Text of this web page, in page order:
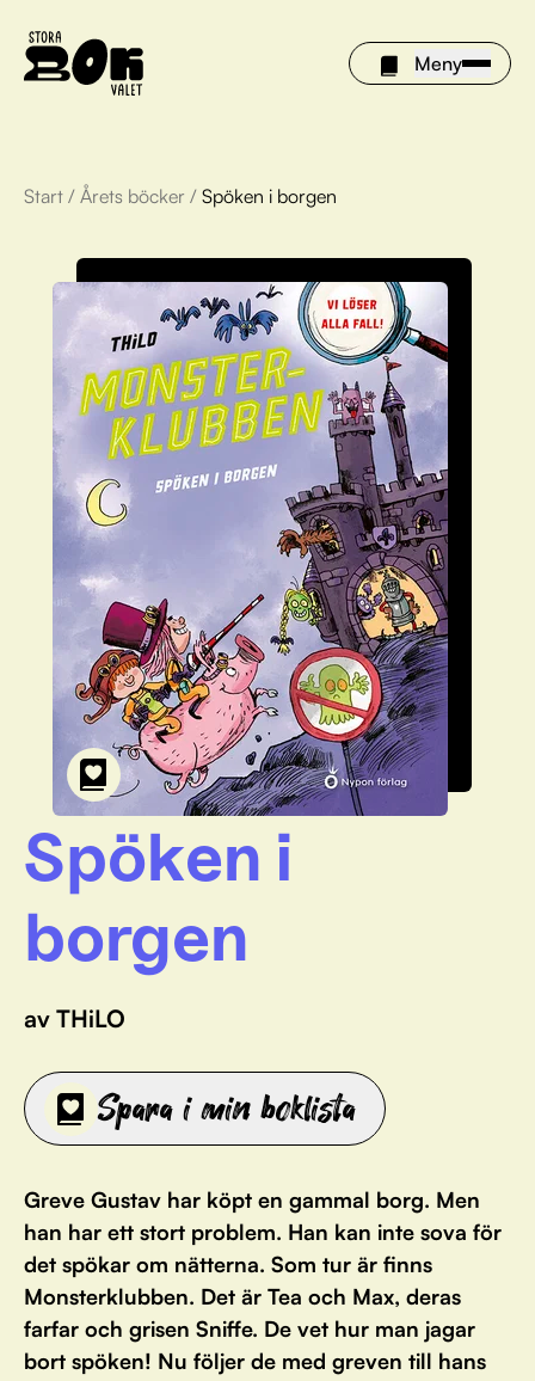
Meny
Årets böcker
Om Stora bokvalet
Olivia tipsar
Vinnare
FAQ
För bibliotek
Start / Årets böcker / Spöken i borgen
Spöken i
borgen
av THiLO
Spara i min boklista
Greve Gustav har köpt en gammal borg. Men
han har ett stort problem. Han kan inte sova för
det spökar om nätterna. Som tur är finns
Monsterklubben. Det är Tea och Max, deras
farfar och grisen Sniffe. De vet hur man jagar
bort spöken! Nu följer de med greven till hans